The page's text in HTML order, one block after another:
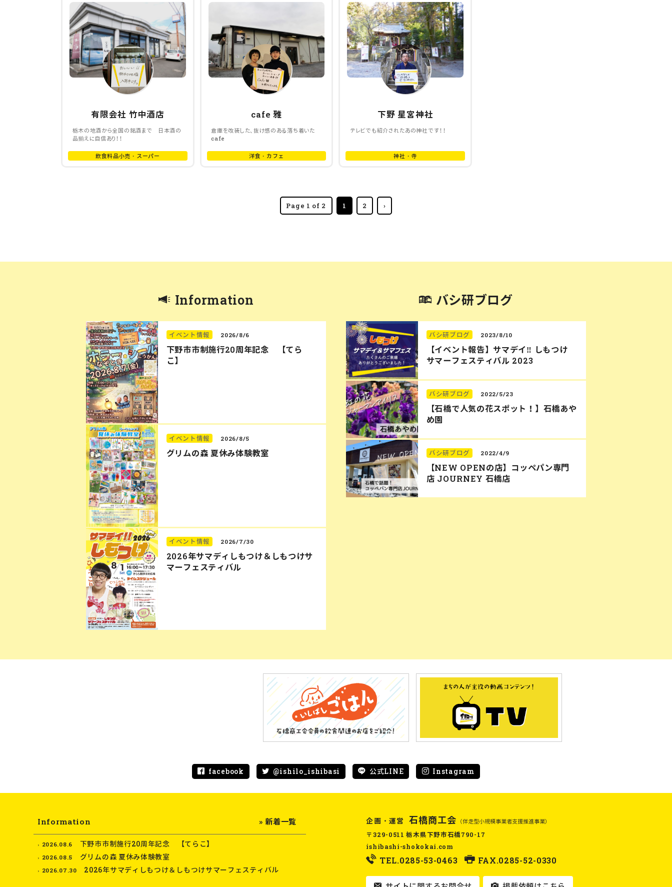
有限会社 竹中酒店
栃木の地酒から全国の銘酒まで 日本酒の
品揃えに自信あり！！
飲食料品小売・スーパー
cafe 雅
倉庫を改装した、抜け感のある落ち着いた
cafe
洋食・カフェ
下野 星宮神社
テレビでも紹介されたあの神社です！！
神社・寺
Page 1 of 2 1 2 ›
Information
イベント情報 2026/8/6
下野市市制施行20周年記念 【てら
こ】
イベント情報 2026/8/5
グリムの森 夏休み体験教室
イベント情報 2026/7/30
2026年サマディしもつけ＆しもつけサ
マーフェスティバル
バシ研ブログ
バシ研ブログ 2023/8/10
【イベント報告】サマデイ‼︎ しもつけ
サマーフェスティバル 2023
バシ研ブログ 2022/5/23
【石橋で人気の花スポット！】石橋あや
め園
バシ研ブログ 2022/4/9
【NEW OPENの店】コッペパン専門
店 JOURNEY 石橋店
facebook @ishilo_ishibasi 公式LINE Instagram
Information » 新着一覧
2026.08.6 下野市市制施行20周年記念 【てらこ】
2026.08.5 グリムの森 夏休み体験教室
2026.07.30 2026年サマディしもつけ＆しもつけサマーフェスティバル
企画・運営 石橋商工会 （伴走型小規模事業者支援推進事業）
〒329-0511 栃木県下野市石橋790-17
ishibashi-shokokai.com
TEL.0285-53-0463 FAX.0285-52-0330